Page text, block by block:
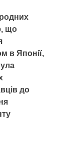
що
в Японії,
до